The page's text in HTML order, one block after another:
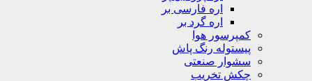
اره فارسی بر
اره گرد بر
کمپرسور هوا
پیستوله رنگ پاش
سشوار صنعتی
چکش تخریب